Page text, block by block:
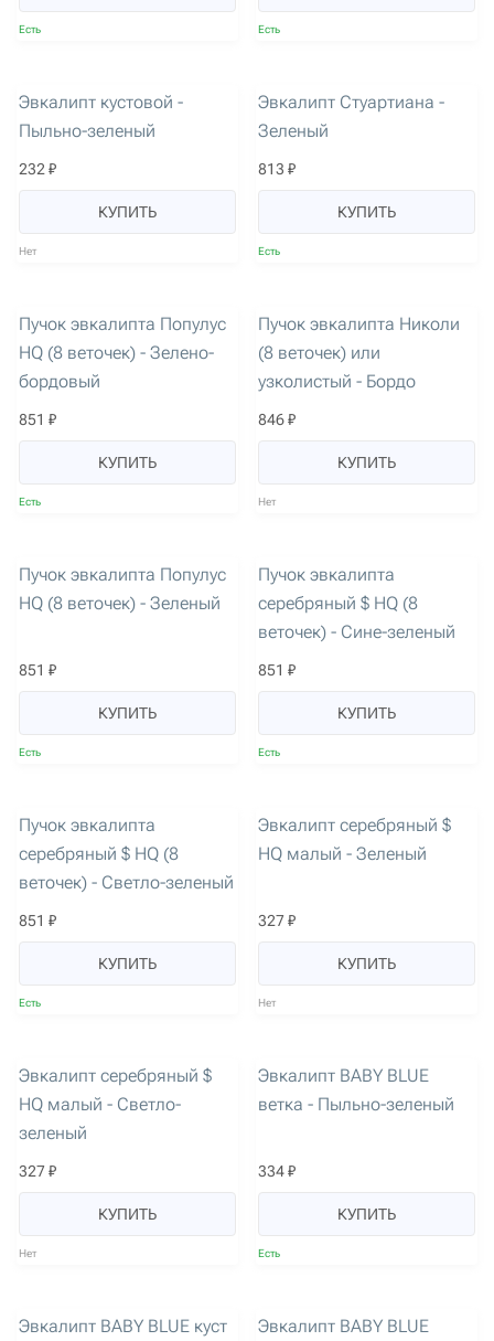
Есть Есть
Эвкалипт кустовой -
Пыльно-зеленый
232 ₽
КУПИТЬ
Нет
Эвкалипт Стуартиана -
Зеленый
813 ₽
КУПИТЬ
Есть
Пучок эвкалипта Популус
HQ (8 веточек) - Зелено-
бордовый
851 ₽
КУПИТЬ
Есть
Пучок эвкалипта Николи
(8 веточек) или
узколистый - Бордо
846 ₽
КУПИТЬ
Нет
Пучок эвкалипта Популус
HQ (8 веточек) - Зеленый
851 ₽
КУПИТЬ
Есть
Пучок эвкалипта
серебряный $ HQ (8
веточек) - Сине-зеленый
851 ₽
КУПИТЬ
Есть
Пучок эвкалипта
серебряный $ HQ (8
веточек) - Светло-зеленый
851 ₽
КУПИТЬ
Есть
Эвкалипт серебряный $
HQ малый - Зеленый
327 ₽
КУПИТЬ
Нет
Эвкалипт серебряный $
HQ малый - Светло-
зеленый
327 ₽
КУПИТЬ
Нет
Эвкалипт BABY BLUE
ветка - Пыльно-зеленый
334 ₽
КУПИТЬ
Есть
Эвкалипт BABY BLUE куст Эвкалипт BABY BLUE